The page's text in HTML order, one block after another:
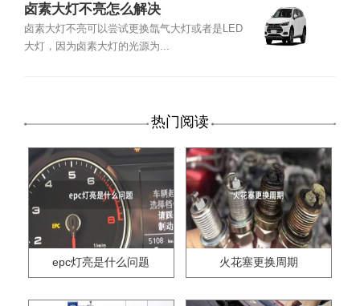
卤素大灯不亮怎么解决
卤素大灯不亮可以尝试更换氙气大灯或者是LED
大灯，因为卤素大灯的光源为...
热门阅读
epc灯亮是什么问题 火花塞更换周期